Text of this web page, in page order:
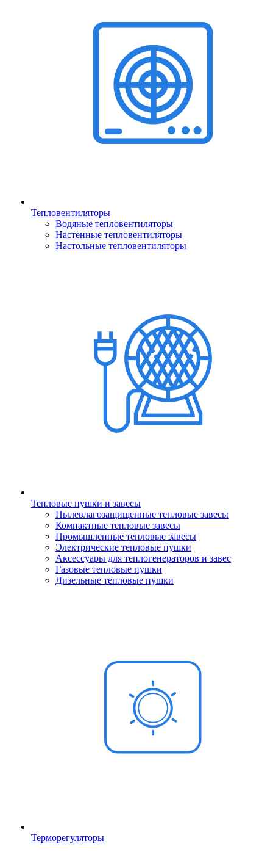
Тепловентиляторы
Водяные тепловентиляторы
Настенные тепловентиляторы
Настольные тепловентиляторы
Тепловые пушки и завесы
Пылевлагозащищенные тепловые завесы
Компактные тепловые завесы
Промышленные тепловые завесы
Электрические тепловые пушки
Аксессуары для теплогенераторов и завес
Газовые тепловые пушки
Дизельные тепловые пушки
Терморегуляторы